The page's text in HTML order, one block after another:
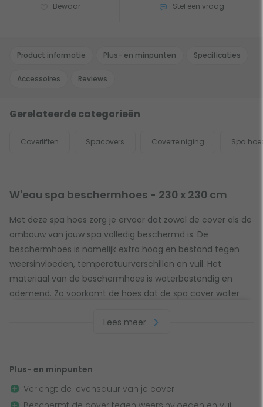
Bewaar Stel een vraag
Product informatie Plus- en minpunten Specificaties
Accessoires Reviews
Gerelateerde categorieën
Coverliften Spacovers Coverreiniging Spa
W'eau spa beschermhoes - 230 x 230 cm
Met deze spa hoes zorg je ervoor dat zowel de cover als de
ombouw van jouw spa volledig beschermd is. De
beschermhoes is namelijk extra hoog en bestand tegen
weersinvloeden, temperatuurverschillen en vuil. Het
materiaal van de beschermhoes is waterbestendig en
ademend. Zo voorkomt de hoes dat de spa cover water
beschermhoes geschikt voor vierkante spa's met een
Volledige bescherming
Dankzij de hoogte van 85 cm bescherm je niet alleen de
Lees meer
Plus- en minpunten
Verlengt de levensduur van je cover